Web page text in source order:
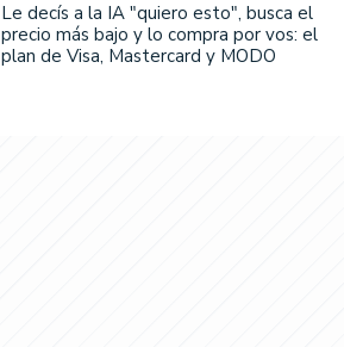
Le decís a la IA "quiero esto", busca el
precio más bajo y lo compra por vos: el
plan de Visa, Mastercard y MODO